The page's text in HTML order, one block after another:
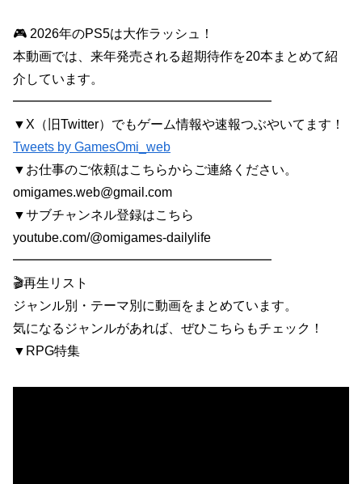
🎮 2026年のPS5は大作ラッシュ！
本動画では、来年発売される超期待作を20本まとめて紹
介しています。
━━━━━━━━━━━━━━━━━━━━
▼X（旧Twitter）でもゲーム情報や速報つぶやいてます！
Tweets by GamesOmi_web
▼お仕事のご依頼はこちらからご連絡ください。
omigames.web@gmail.com
▼サブチャンネル登録はこちら
youtube.com/@omigames-dailylife
━━━━━━━━━━━━━━━━━━━━
🎬再生リスト
ジャンル別・テーマ別に動画をまとめています。
気になるジャンルがあれば、ぜひこちらもチェック！
▼RPG特集